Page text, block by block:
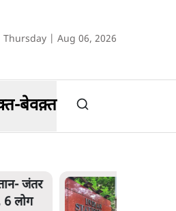
Thursday | Aug 06, 2026
बेवक़्त
जंतर
6 लोग